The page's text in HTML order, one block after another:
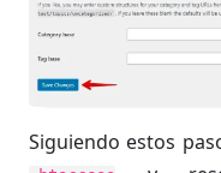
Siguiendo estos